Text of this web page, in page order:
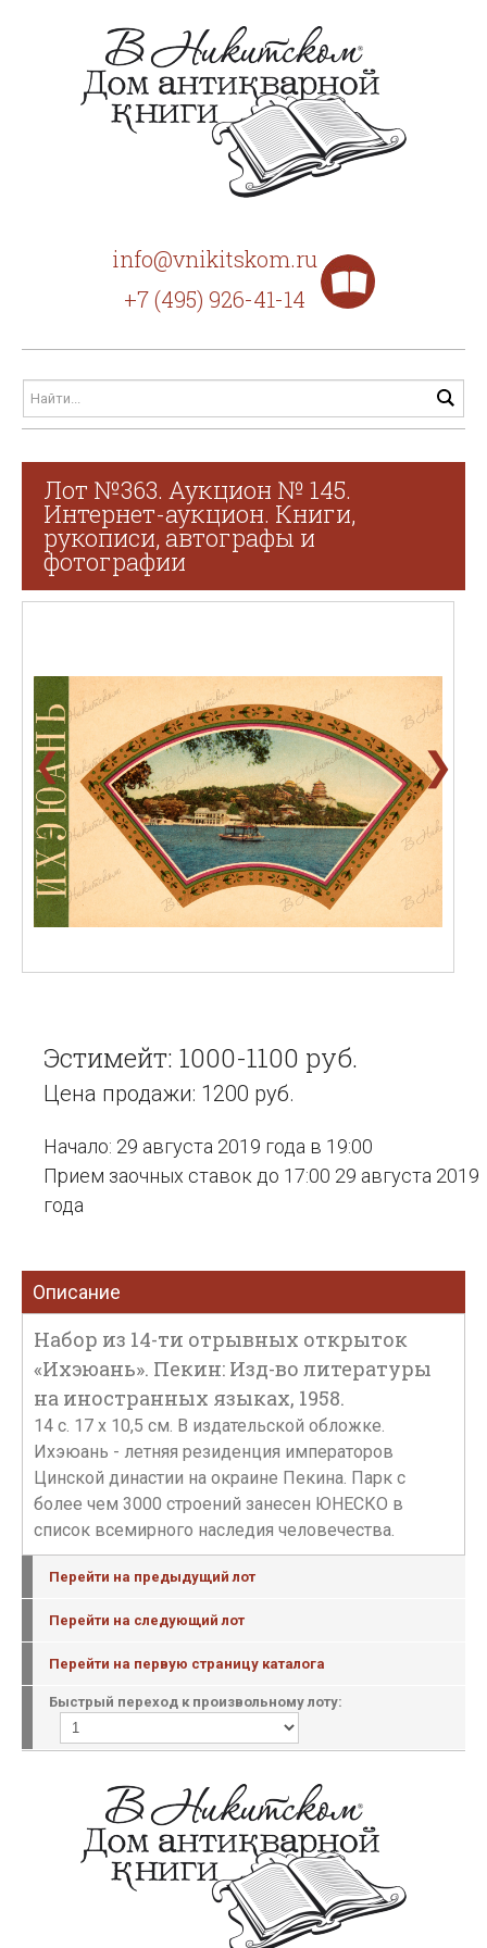
info@vnikitskom.ru
+7 (495) 926-41-14
Лот №363. Аукцион № 145.
Интернет-аукцион. Книги,
рукописи, автографы и
фотографии
❮ ❯
Эстимейт: 1000-1100 руб.
Цена продажи: 1200 руб.
Начало: 29 августа 2019 года в 19:00
Прием заочных ставок до 17:00 29 августа 2019
года
Описание
Набор из 14-ти отрывных открыток
«Ихэюань». Пекин: Изд-во литературы
на иностранных языках, 1958.
14 c. 17 х 10,5 см. В издательской обложке.
Ихэюань - летняя резиденция императоров
Цинской династии на окраине Пекина. Парк с
более чем 3000 строений занесен ЮНЕСКО в
список всемирного наследия человечества.
Перейти на предыдущий лот
Перейти на следующий лот
Перейти на первую страницу каталога
Быстрый переход к произвольному лоту: